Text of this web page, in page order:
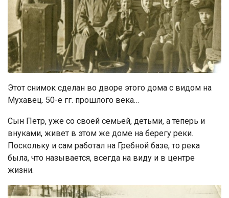
Этот снимок сделан во дворе этого дома с видом на
Мухавец. 50-е гг. прошлого века…
Сын Петр, уже со своей семьей, детьми, а теперь и
внуками, живет в этом же доме на берегу реки.
Поскольку и сам работал на Гребной базе, то река
была, что называется, всегда на виду и в центре
жизни.